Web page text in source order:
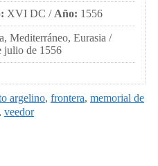
XVI DC / Año: 1556
Mediterráneo, Eurasia /
julio de 1556
argelino, frontera, memorial de
, veedor